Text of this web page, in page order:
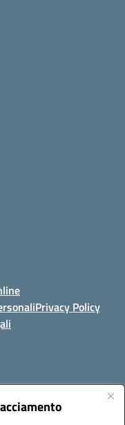
Privacy Policy
- Palermo